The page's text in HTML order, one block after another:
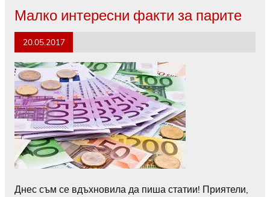
Малко интересни факти за парите
20.05.2017
Днес съм се вдъхновила да пиша статии! Приятели,